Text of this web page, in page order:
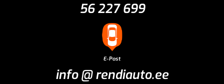
56 227 699
E-Post
info @ rendiauto.ee